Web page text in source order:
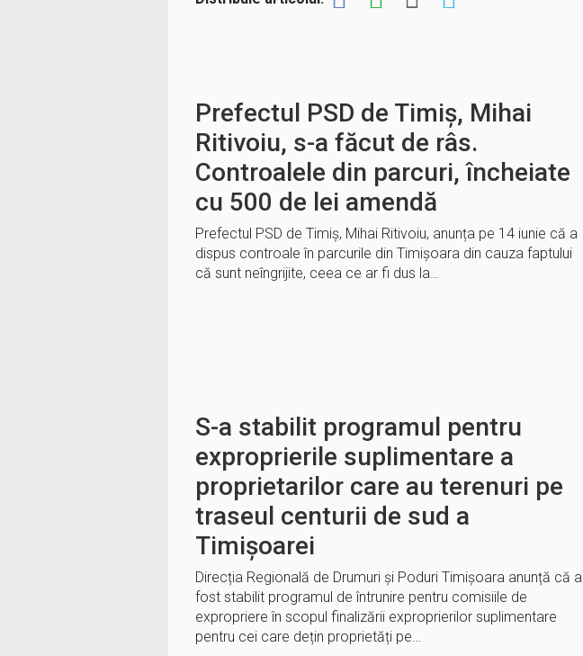
Prefectul PSD de Timiș, Mihai
Ritivoiu, s-a făcut de râs.
Controalele din parcuri, încheiate
cu 500 de lei amendă
Prefectul PSD de Timiș, Mihai Ritivoiu, anunța pe 14 iunie că a
dispus controale în parcurile din Timișoara din cauza faptului
că sunt neîngrijite, ceea ce ar fi dus la…
S-a stabilit programul pentru
exproprierile suplimentare a
proprietarilor care au terenuri pe
traseul centurii de sud a
Timișoarei
Direcția Regională de Drumuri și Poduri Timișoara anunță că a
fost stabilit programul de întrunire pentru comisiile de
expropriere în scopul finalizării exproprierilor suplimentare
pentru cei care dețin proprietăți pe…